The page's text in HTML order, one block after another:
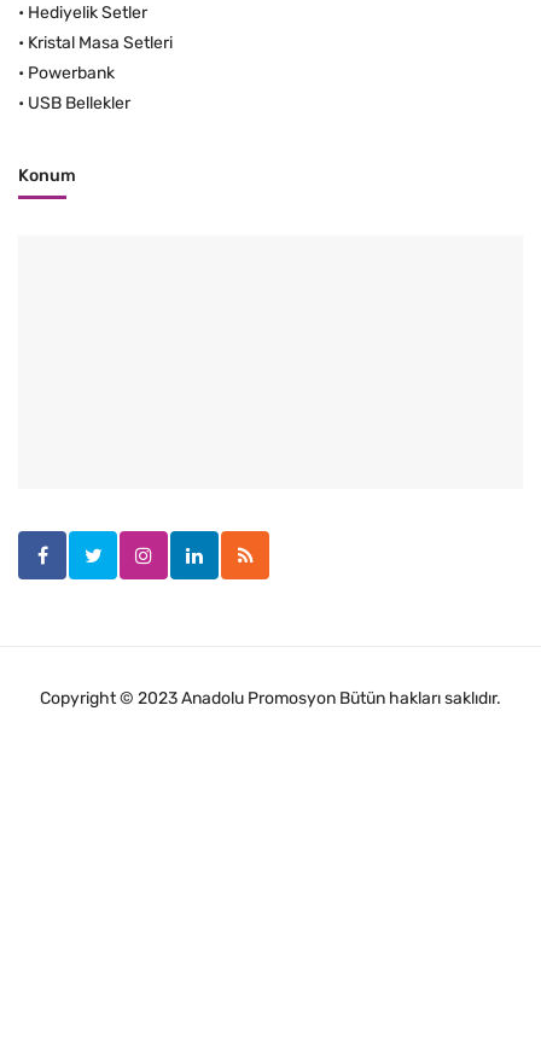
• Hediyelik Setler
• Kristal Masa Setleri
• Powerbank
• USB Bellekler
Konum
Copyright © 2023 Anadolu Promosyon Bütün hakları saklıdır.